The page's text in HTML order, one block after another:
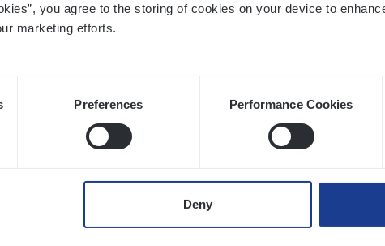
you agree to the storing of cookies on your device to
marketing efforts.
Preferences Performance Cookies
Deny
Expert Fleet
Management